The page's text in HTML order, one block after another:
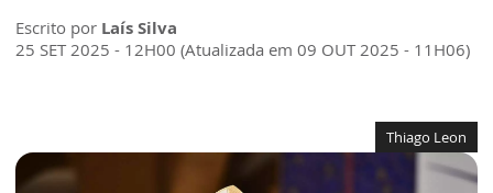
Escrito por Laís Silva
25 SET 2025 - 12H00 (Atualizada em 09 OUT 2025 - 11H06)
Thiago Leon